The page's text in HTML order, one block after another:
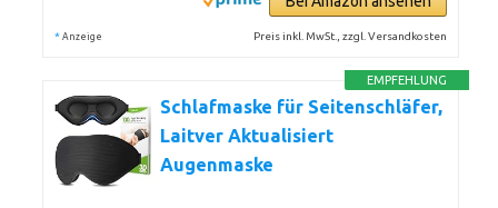
* Anzeige Preis inkl. MwSt., zzgl. Versandkosten
EMPFEHLUNG
Schlafmaske für Seitenschläfer,
Laitver Aktualisiert
Augenmaske